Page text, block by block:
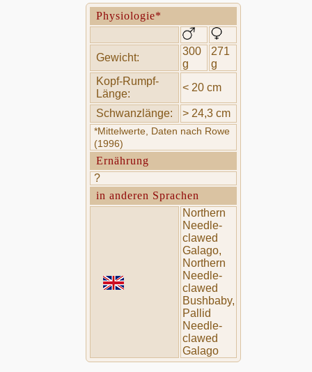
Physiologie*
Gewicht:
300
g
271
g
Kopf-Rumpf-
Länge:
< 20 cm
Schwanzlänge: > 24,3 cm
*Mittelwerte, Daten nach Rowe
(1996)
Ernährung
?
in anderen Sprachen
Northern
Needle-
clawed
Galago,
Northern
Needle-
clawed
Bushbaby,
Pallid
Needle-
clawed
Galago